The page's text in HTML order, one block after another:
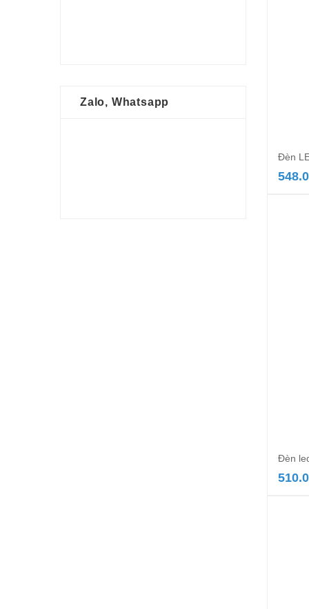
Đèn
Đèn
Zalo, Whatsapp